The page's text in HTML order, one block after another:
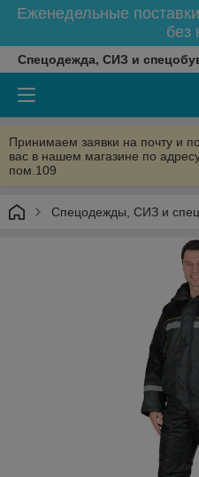
Еженедельные
без
Спецодежда, СИЗ и
Принимаем заявки на почту и
вас в нашем магазине по
пом.109
Спецодежды, СИЗ и